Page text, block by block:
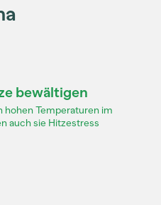
bewältigen
hohen Temperaturen im
auch sie Hitzestress